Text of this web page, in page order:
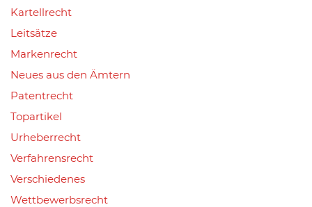
Kartellrecht
Leitsätze
Markenrecht
Neues aus den Ämtern
Patentrecht
Topartikel
Urheberrecht
Verfahrensrecht
Verschiedenes
Wettbewerbsrecht